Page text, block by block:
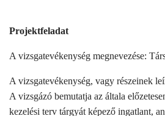
Projektfeladat
A vizsgatevékenység megnevezése:
A vizsgatevékenység, vagy részeinek
A vizsgázó bemutatja az általa
kezelési terv tárgyát képező ingatlant,